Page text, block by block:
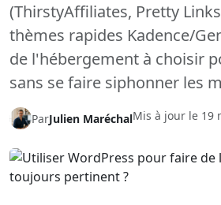
(ThirstyAffiliates, Pretty
thèmes rapides Kadence/
de l'hébergement à choisir
sans se faire siphonner les
ParJulien MaréchalMis à jour le 19